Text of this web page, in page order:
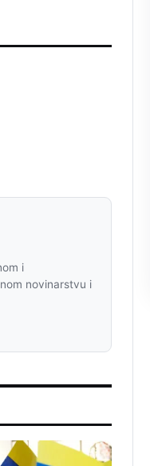
i
novinarstvu i